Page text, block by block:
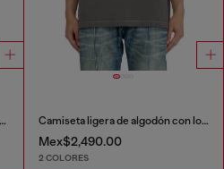
Camiseta de algodón con estampado Diesel Biscotto Camiseta ligera de algodón con logotipo Oval D metálico
Mex$2,490.00
2 COLORES